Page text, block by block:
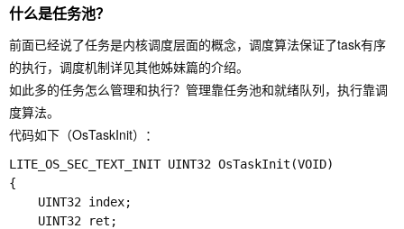
什么是任务池？
前面已经说了任务是内核调度层面的概念，调度算法保证了task有序
的执行，调度机制详见其他姊妹篇的介绍。
如此多的任务怎么管理和执行？管理靠任务池和就绪队列，执行靠调
度算法。
代码如下（OsTaskInit）：
LITE_OS_SEC_TEXT_INIT UINT32 OsTaskInit(VOID)
{
    UINT32 index;
    UINT32 ret;